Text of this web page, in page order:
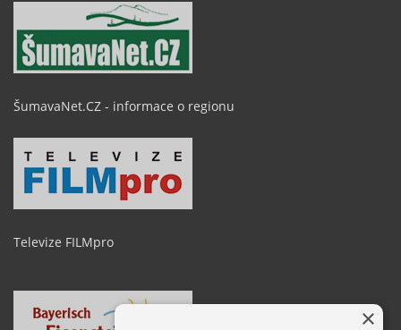
ŠumavaNet.CZ - informace o regionu
Televize FILMpro
×